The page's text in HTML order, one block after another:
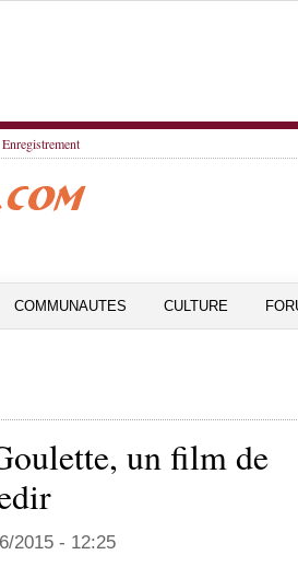
Enregistrement
COMMUNAUTES CULTURE
un film de
2015 - 12:25